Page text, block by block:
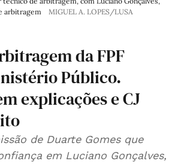
arbitragem
MIGUEL A. LOPES/LUSA
da FPF
Público.
explicações e CJ
de Duarte Gomes que
em Luciano Gonçalves,